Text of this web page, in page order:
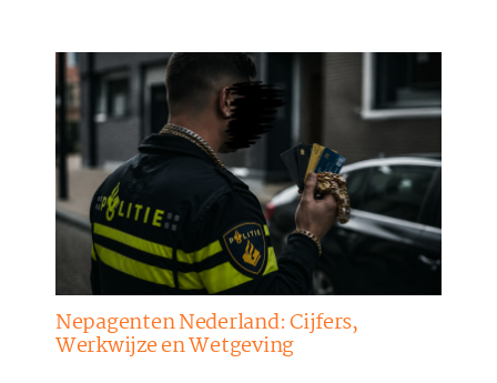
Nepagenten Nederland: Cijfers,
Werkwijze en Wetgeving